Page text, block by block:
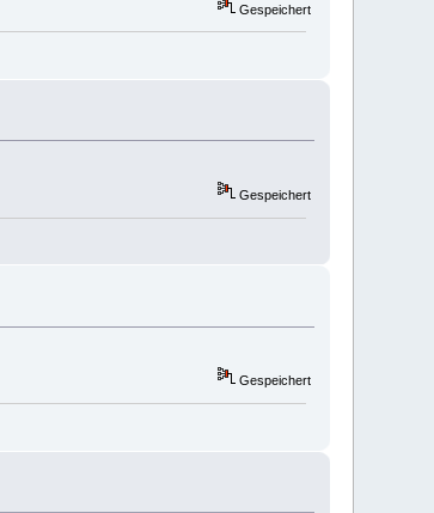
Gespeichert
Gespeichert
Gespeichert